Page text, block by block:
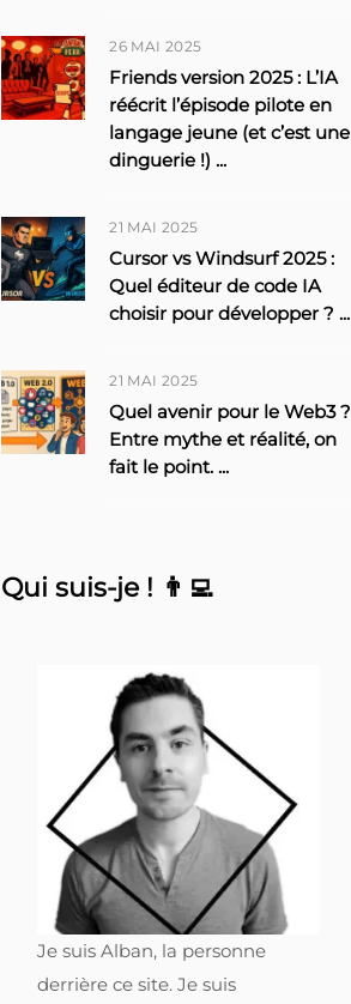
26 MAI 2025
Friends version 2025 : L’IA
réécrit l’épisode pilote en
langage jeune (et c’est une
dinguerie !) ...
21 MAI 2025
Cursor vs Windsurf 2025 :
Quel éditeur de code IA
choisir pour développer ? ...
21 MAI 2025
Quel avenir pour le Web3 ?
Entre mythe et réalité, on
fait le point. ...
Qui suis-je ! 👨‍💻
Je suis Alban, la personne
derrière ce site. Je suis